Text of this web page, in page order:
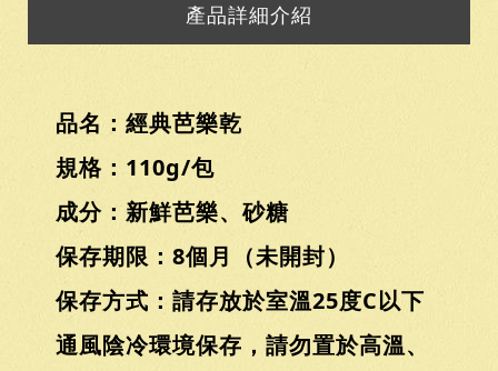
產品詳細介紹
品名：經典芭樂乾
規格：110g/包
成分：新鮮芭樂、砂糖
保存期限：8個月（未開封）
保存方式：請存放於室溫25度C以下
通風陰冷環境保存，請勿置於高溫、